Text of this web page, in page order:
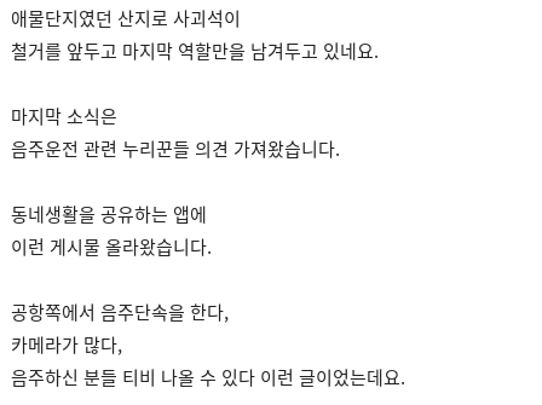
애물단지였던 산지로 사괴석이
철거를 앞두고 마지막 역할만을 남겨두고 있네요.
마지막 소식은
음주운전 관련 누리꾼들 의견 가져왔습니다.
동네생활을 공유하는 앱에
이런 게시물 올라왔습니다.
공항쪽에서 음주단속을 한다,
카메라가 많다,
음주하신 분들 티비 나올 수 있다 이런 글이었는데요.